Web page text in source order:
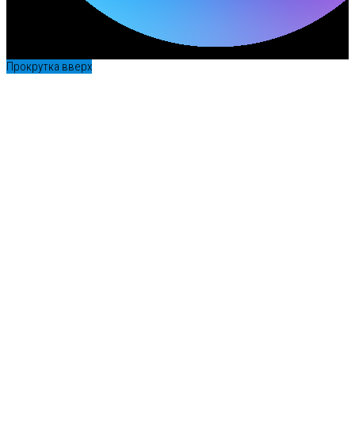
Прокрутка вверх